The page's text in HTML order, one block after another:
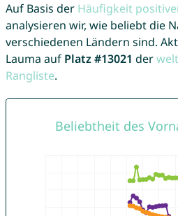
Auf Basis der Häufigkeit
analysieren wir, wie beliebt die
verschiedenen Ländern sind.
Lauma auf Platz #13021 der
Rangliste.